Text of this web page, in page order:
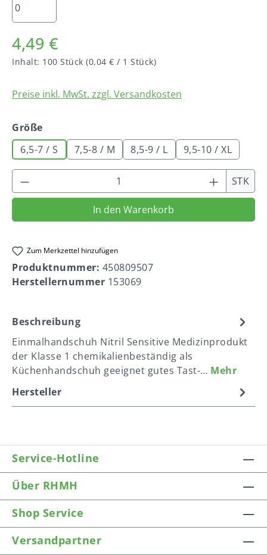
4,49 €
Inhalt: 100 Stück (0,04 € / 1 Stück)
Preise inkl. MwSt. zzgl. Versandkosten
Größeauswählen
6,5-7 / S
7,5-8 / M 8,5-9 / L 9,5-10 / XL
Produkt Anzahl: Gib den STK
In den Warenkorb
Zum Merkzettel hinzufügen
Produktnummer: 450809507
Herstellernummer 153069
Beschreibung
Einmalhandschuh Nitril Sensitive Medizinprodukt
der Klasse 1 chemikalienbeständig als
Küchenhandschuh geeignet gutes Tast-… Mehr
Hersteller
Service-Hotline
Über RHMH
Shop Service
Versandpartner